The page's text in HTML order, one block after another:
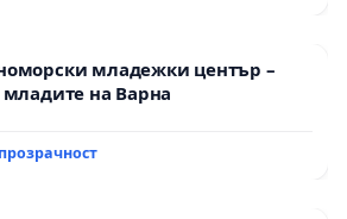
младежки център –
младите на Варна